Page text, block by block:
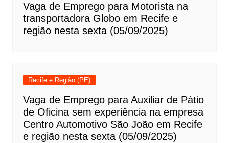
Vaga de Emprego para Motorista na
transportadora Globo em Recife e
região nesta sexta (05/09/2025)
Recife e Região (PE)
Vaga de Emprego para Auxiliar de Pátio
de Oficina sem experiência na empresa
Centro Automotivo São João em Recife
e região nesta sexta (05/09/2025)